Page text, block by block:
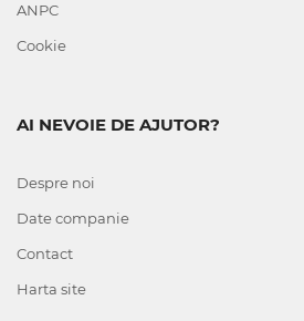
ANPC
Cookie
AI NEVOIE DE AJUTOR?
Despre noi
Date companie
Contact
Harta site